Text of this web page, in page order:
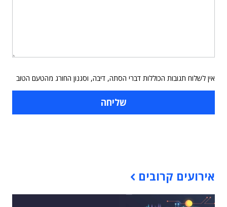
אין לשלוח תגובות הכוללות דברי הסתה, דיבה, וסגנון החורג מהטעם הטוב
אירועים קרובים